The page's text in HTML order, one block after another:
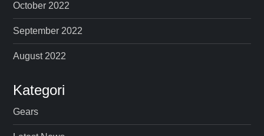
October 2022
September 2022
August 2022
Kategori
Gears